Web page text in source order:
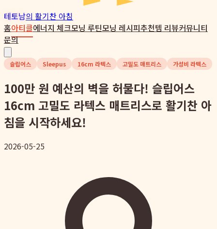
테토남의 활기찬 아침
홈아티클에너지 체크모닝 루틴모닝 레시피추천템 리뷰커뮤니티
문의
슬립어스 Sleepus 16cm 라텍스 고밀도 매트리스 가성비 라텍스
100만 원 예산의 벽을 허물다! 슬립어스
16cm 고밀도 라텍스 매트리스로 활기찬 아
침을 시작하세요!
2026-05-25